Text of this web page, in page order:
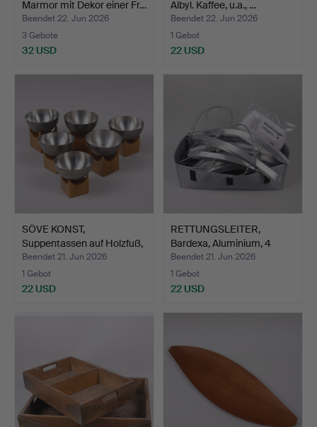
Marmor mit Dekor einer Fr…
Beendet 22. Jun 2026
3 Gebote
32 USD
Albyl. Kaffee, u.a., …
Beendet 22. Jun 2026
1 Gebot
22 USD
SÖVE KONST,
Suppentassen auf Holzfuß,
6 St…
Beendet 21. Jun 2026
1 Gebot
22 USD
RETTUNGSLEITER,
Bardexa, Aluminium, 4
Mete…
Beendet 21. Jun 2026
1 Gebot
22 USD